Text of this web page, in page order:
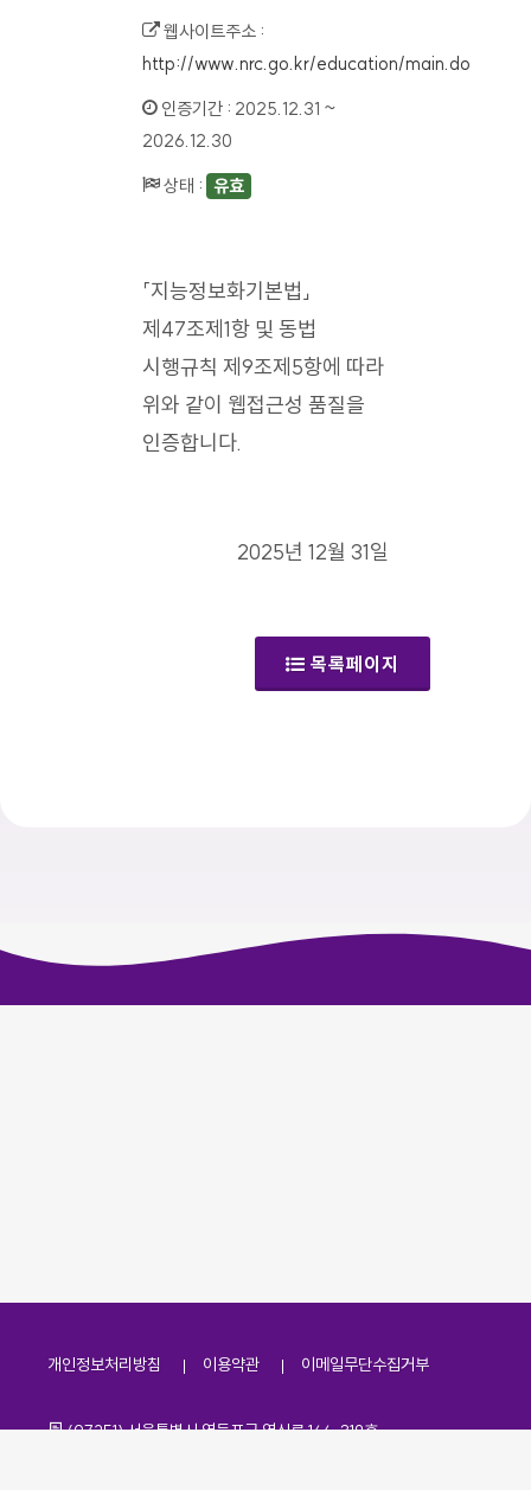
웹사이트주소 :
http://www.nrc.go.kr/education/main.do
인증기간 : 2025.12.31 ~
2026.12.30
상태 : 유효
「지능정보화기본법」
제47조제1항 및 동법
시행규칙 제9조제5항에 따라
위와 같이 웹접근성 품질을
인증합니다.
2025년 12월 31일
목록페이지
개인정보처리방침 이용약관 이메일무단수집거부
주소
(07251) 서울특별시 영등포구 영신로 166, 319호